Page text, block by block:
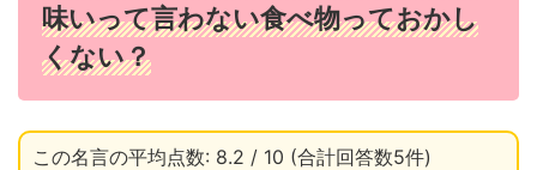
味いって言わない食べ物っておかし
くない？
この名言の平均点数: 8.2 / 10 (合計回答数5件)